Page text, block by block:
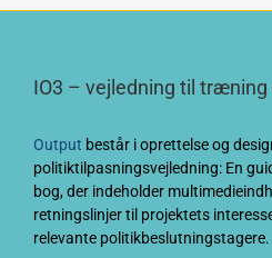
IO3 – vejledning til
Output består i oprettelse og
politiktilpasningsvejledning: En
bog, der indeholder
retningslinjer til projektets
relevante politikbeslutningstagere.